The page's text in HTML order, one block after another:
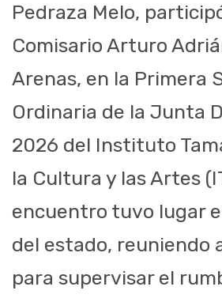
Pedraza Melo,
Comisario Arturo
Arenas, en la Primera
Ordinaria de la Junta
2026 del Instituto
la Cultura y las Artes
encuentro tuvo lugar
del estado, reuniendo
para supervisar el